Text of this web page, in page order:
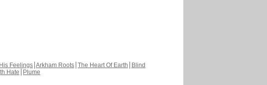
His Feelings Arkham Roots The Heart Of Earth
Blind
Hate
Plume